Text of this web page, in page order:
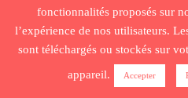
PLAN DU SITE
fonctionnalités proposés sur
l’expérience de nos utilisateurs.
sont téléchargés ou stockés sur
appareil.
Accepter